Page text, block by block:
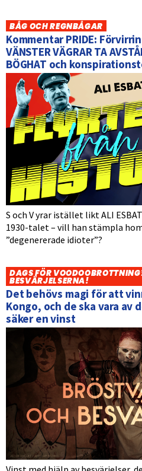
BÅG OCH REGNBÅGAR
Kommentar PRIDE:
VÄNSTER VÄGRAR TA
BÖGHAT och
S och V yrar istället likt ALI
1930-talet – vill han stämpla
”degenererade idioter”?
DAGS FÖR
BESVÄRJELSERNA!
Det behövs magi för att
Kongo, och de ska vara av
säker en vinst